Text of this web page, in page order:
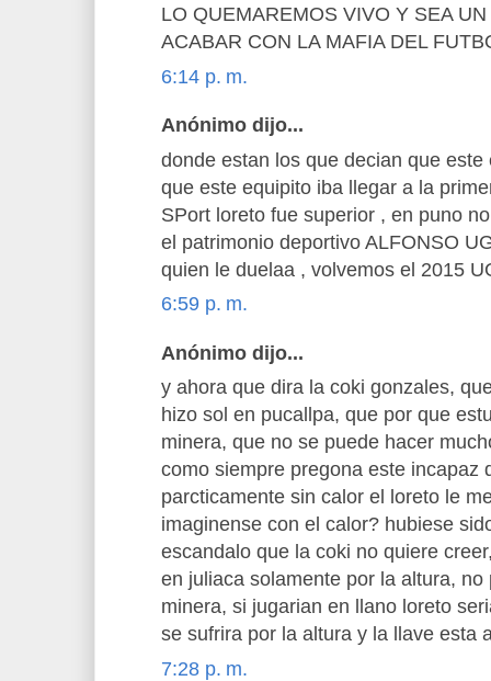
LO QUEMAREMOS VIVO Y SEA
ACABAR CON LA MAFIA DEL
6:14 p. m.
Anónimo dijo...
donde estan los que decian que
que este equipito iba llegar a la
SPort loreto fue superior , en puno
el patrimonio deportivo ALFONSO
quien le duelaa , volvemos el 2015
6:59 p. m.
Anónimo dijo...
y ahora que dira la coki gonzales,
hizo sol en pucallpa, que por que
minera, que no se puede hacer
como siempre pregona este incapaz
parcticamente sin calor el loreto le
imaginense con el calor? hubiese
escandalo que la coki no quiere
en juliaca solamente por la altura,
minera, si jugarian en llano loreto
se sufrira por la altura y la llave esta
7:28 p. m.